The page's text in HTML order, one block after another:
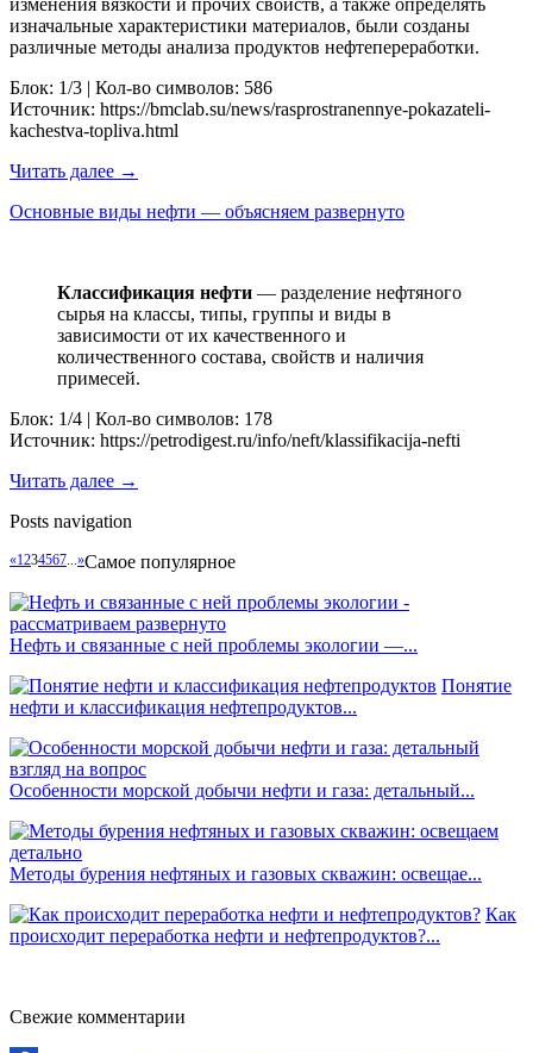
изменения вязкости и прочих свойств, а также определять
изначальные характеристики материалов, были созданы
различные методы анализа продуктов нефтепереработки.
Блок: 1/3 | Кол-во символов: 586
Источник: https://bmclab.su/news/rasprostranennye-pokazateli-
kachestva-topliva.html
Читать далее →
Основные виды нефти — объясняем развернуто
Классификация нефти — разделение нефтяного
сырья на классы, типы, группы и виды в
зависимости от их качественного и
количественного состава, свойств и наличия
примесей.
Блок: 1/4 | Кол-во символов: 178
Источник: https://petrodigest.ru/info/neft/klassifikacija-nefti
Читать далее →
Posts navigation
«1234567...»Самое популярное
Нефть и связанные с ней проблемы экологии —...
Понятие
нефти и классификация нефтепродуктов...
Особенности морской добычи нефти и газа: детальный...
Методы бурения нефтяных и газовых скважин: освещае...
Как
происходит переработка нефти и нефтепродуктов?...
Свежие комментарии